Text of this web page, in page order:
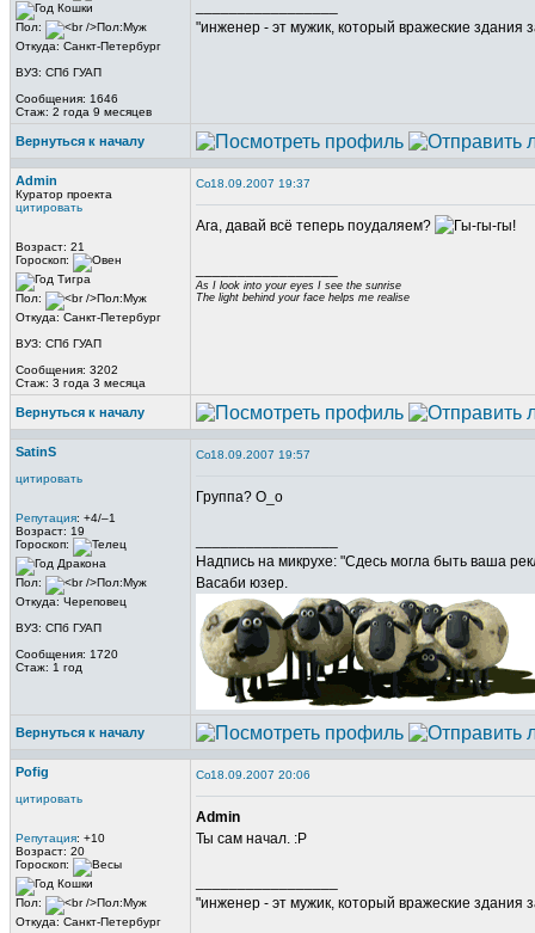
Пол:
Откуда: Санкт-Петербург
ВУЗ: СПб ГУАП
Сообщения: 1646
Стаж: 2 года 9 месяцев
"инженер - эт мужик, который вражеские здания
Вернуться к началу
Admin
Куратор проекта
цитировать
Возраст: 21
Гороскоп:
Пол:
Откуда: Санкт-Петербург
ВУЗ: СПб ГУАП
Сообщения: 3202
Стаж: 3 года 3 месяца
18.09.2007 19:37
Ага, давай всё теперь поудаляем?
As I look into your eyes I see the sunrise
The light behind your face helps me realise
Вернуться к началу
SatinS
цитировать
Репутация: +4/–1
Возраст: 19
Гороскоп:
Пол:
Откуда: Череповец
ВУЗ: СПб ГУАП
Сообщения: 1720
Стаж: 1 год
18.09.2007 19:57
Группа? О_о
Надпись на микрухе: "Сдесь могла быть ваша
Васаби юзер.
Вернуться к началу
Pofig
цитировать
Репутация: +10
Возраст: 20
Гороскоп:
Пол:
Откуда: Санкт-Петербург
18.09.2007 20:06
Admin
Ты сам начал. :Р
"инженер - эт мужик, который вражеские здания